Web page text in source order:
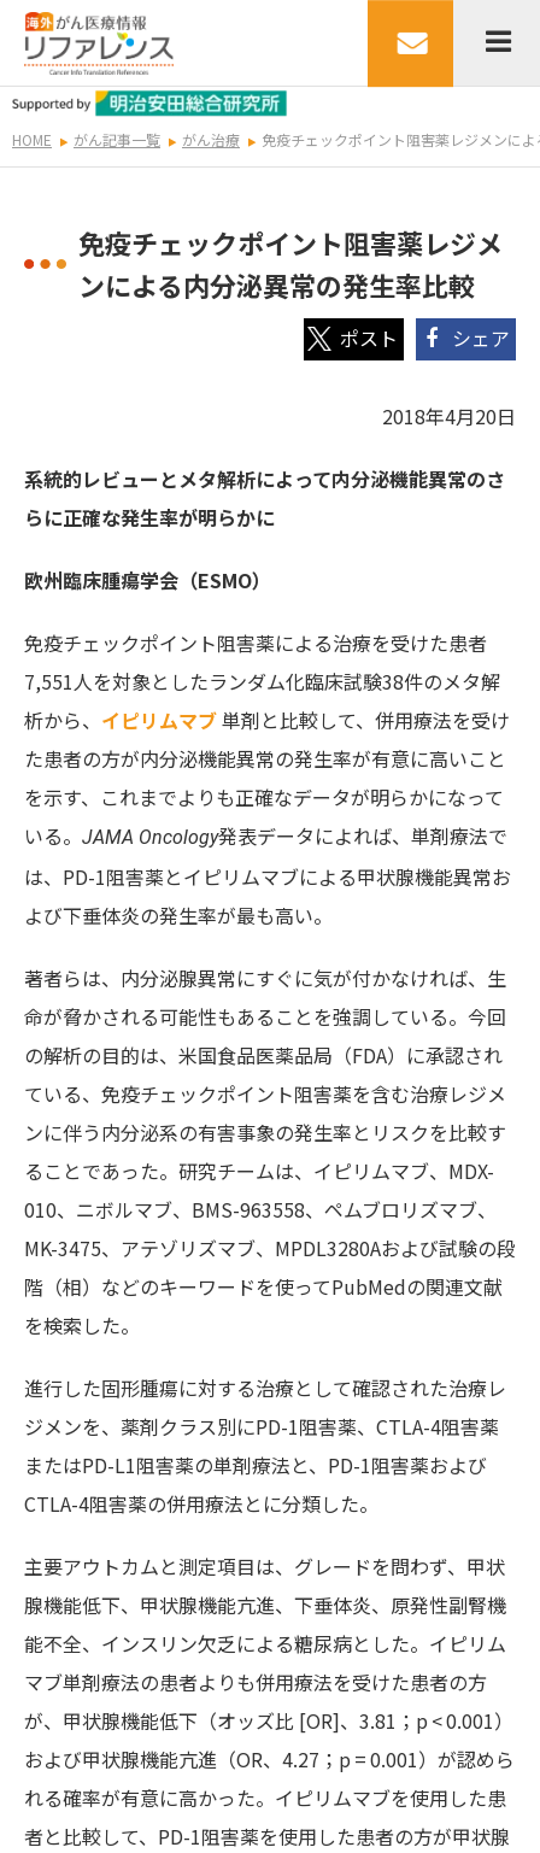
HOME がん記事一覧 がん治療 免疫チェックポイント阻害薬レジメンに
免疫チェックポイント阻害薬レジメ
ンによる内分泌異常の発生率比較
シェア
2018年4月20日
系統的レビューとメタ解析によって内分泌機能異常のさ
らに正確な発生率が明らかに
欧州臨床腫瘍学会（ESMO）
免疫チェックポイント阻害薬による治療を受けた患者
7,551人を対象としたランダム化臨床試験38件のメタ解
析から、 イピリムマブ単剤と比較して、併用療法を受け
た患者の方が内分泌機能異常の発生率が有意に高いこと
を示す、これまでよりも正確なデータが明らかになって
いる。 JAMA Oncology発表データによれば、単剤療法で
は、PD-1阻害薬とイピリムマブによる甲状腺機能異常お
よび下垂体炎の発生率が最も高い。
著者らは、内分泌腺異常にすぐに気が付かなければ、生
命が脅かされる可能性もあることを強調している。今回
の解析の目的は、米国食品医薬品局（FDA）に承認され
ている、免疫チェックポイント阻害薬を含む治療レジメ
ンに伴う内分泌系の有害事象の発生率とリスクを比較す
ることであった。研究チームは、イピリムマブ、MDX-
010、ニボルマブ、BMS-963558、ペムブロリズマブ、
MK-3475、アテゾリズマブ、MPDL3280Aおよび試験の段
階（相）などのキーワードを使ってPubMedの関連文献
を検索した。
進行した固形腫瘍に対する治療として確認された治療レ
ジメンを、薬剤クラス別にPD-1阻害薬、CTLA-4阻害薬
またはPD-L1阻害薬の単剤療法と、PD-1阻害薬および
CTLA-4阻害薬の併用療法とに分類した。
主要アウトカムと測定項目は、グレードを問わず、甲状
腺機能低下、甲状腺機能亢進、下垂体炎、原発性副腎機
能不全、インスリン欠乏による糖尿病とした。イピリム
マブ単剤療法の患者よりも併用療法を受けた患者の方
が、甲状腺機能低下（オッズ比 [OR]、3.81；p < 0.001）
および甲状腺機能亢進（OR、4.27；p = 0.001）が認めら
れる確率が有意に高かった。イピリムマブを使用した患
者と比較して、PD-1阻害薬を使用した患者の方が甲状腺